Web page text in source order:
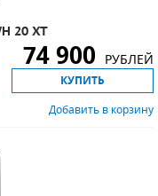
20 XT
74 900 РУБЛЕЙ
КУПИТЬ
Добавить в корзину